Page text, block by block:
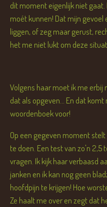
dit moment eigenlijk niet
moét kunnen! Dat mijn
liggen, of zeg maar gerust,
het me niet lukt om deze
Volgens haar moet ik me
dat als opgeven... En dat
woordenboek voor!
Op een gegeven moment
te doen. Een test van zo'n 2,5
vragen. Ik kijk haar verbaasd
janken en ik kan nog geen
hoofdpijn te krijgen! Hoe
Ze haalt me over en zegt dat